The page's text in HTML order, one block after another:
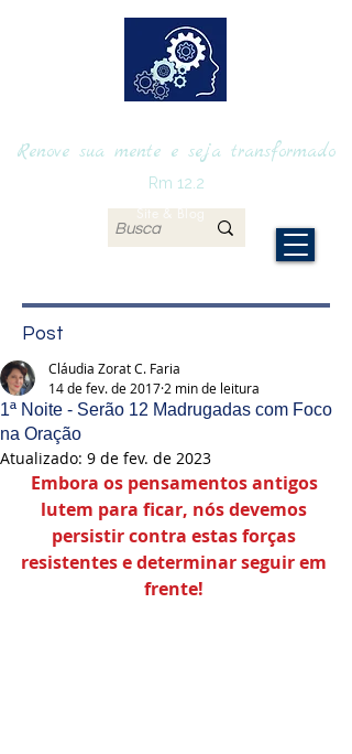
Renove sua mente e seja transformado
Site & Blog
Rm 12.2
Post
1ª Noite - Serão 12 Madrugadas com Foco
na Oração
Cláudia Zorat C. Faria
14 de fev. de 2017 2 min de leitura
Atualizado: 9 de fev. de 2023
Embora os pensamentos antigos
lutem para ficar, nós devemos
persistir contra estas forças
resistentes e determinar seguir em
frente!